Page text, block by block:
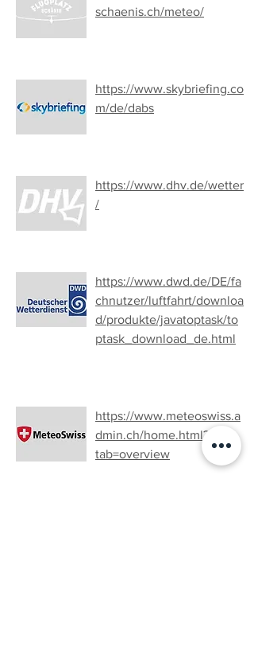
schaenis.ch/meteo/
https://www.skybriefing.co
m/de/dabs
https://www.dhv.de/wetter
/
https://www.dwd.de/DE/fa
chnutzer/luftfahrt/downloa
d/produkte/javatoptask/to
ptask_download_de.html
https://www.meteoswiss.a
dmin.ch/home.html?
tab=overview